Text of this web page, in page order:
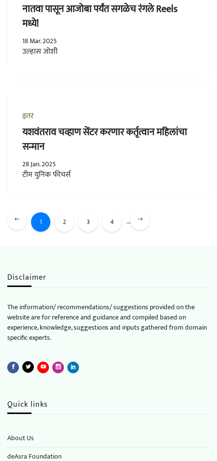
नातवा पासून आजोबा पर्यंत सगळेच रंगले Reels
मध्ये!
18 Mar. 2025
उल्हास जोशी
इतर
यशवंतराव चव्हाण सेंटर करणार कर्तृत्वान महिलांचा
सन्मान
28 Jan. 2025
टीम युनिक फीचर्स
1 2 3 4 ...
Disclaimer
The information/ recommendations/ suggestions provided on the
website are for reference and guidance and compiled based on
experience, knowledge, suggestions and inputs gathered from domain
specific experts.
Quick links
About Us
deAsra Foundation